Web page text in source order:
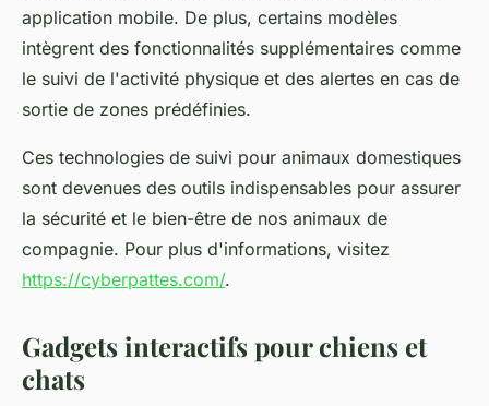
application mobile. De plus, certains modèles
intègrent des fonctionnalités supplémentaires comme
le suivi de l'activité physique et des alertes en cas de
sortie de zones prédéfinies.
Ces technologies de suivi pour animaux domestiques
sont devenues des outils indispensables pour assurer
la sécurité et le bien-être de nos animaux de
compagnie. Pour plus d'informations, visitez
https://cyberpattes.com/.
Gadgets interactifs pour chiens et
chats